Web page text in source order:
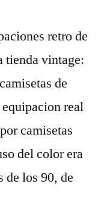
retro de
tienda vintage:
de
real
camisetas
del color era
de los 90, de